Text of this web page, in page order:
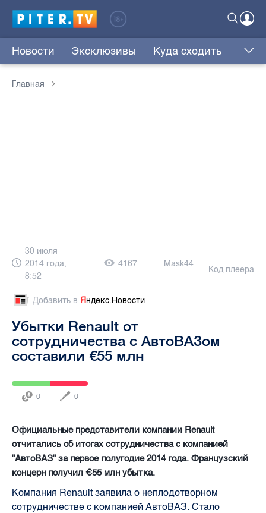
Новости Эксклюзивы Куда сходить
Главная
30 июля
2014 года,
8:52
4167 Mask44
Код плеера
Добавить в Яндекс.Новости
Убытки Renault от
сотрудничества с АвтоВАЗом
составили €55 млн
0 0
Официальные представители компании Renault
отчитались об итогах сотрудничества с компанией
"АвтоВАЗ" за первое полугодие 2014 года. Французский
концерн получил €55 млн убытка.
Компания Renault заявила о неплодотворном
сотрудничестве с компанией АвтоВАЗ. Стало